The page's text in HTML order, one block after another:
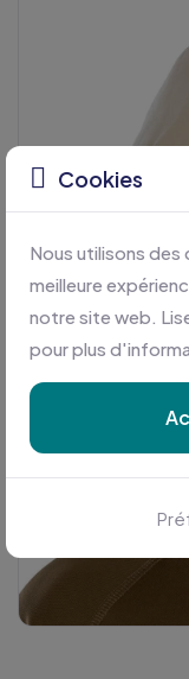
Cookies
Nous utilisons des
meilleure
notre site web.
pour plus